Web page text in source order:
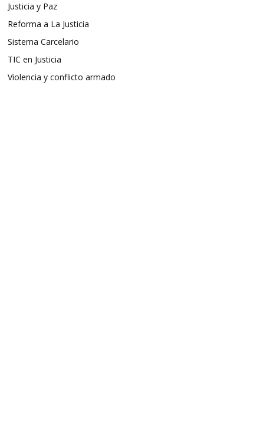
Justicia y Paz
Reforma a La Justicia
Sistema Carcelario
TIC en Justicia
Violencia y conflicto armado